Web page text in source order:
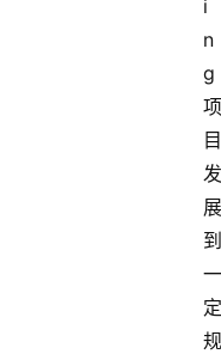
i
n
g
项
目
发
展
到
一
定
规